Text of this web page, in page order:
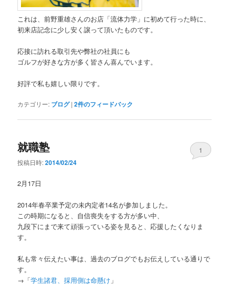
これは、前野重雄さんのお店「流体力学」に初めて行った時に、
初来店記念に少し安く譲って頂いたものです。
応接に訪れる取引先や弊社の社員にも
ゴルフが好きな方が多く皆さん喜んでいます。
好評で私も嬉しい限りです。
カテゴリー: ブログ |2件のフィードバック
就職塾
投稿日時:2014/02/24
1
2月17日
2014年春卒業予定の未内定者14名が参加しました。
この時期になると、自信喪失をする方が多い中、
九段下にまで来て頑張っている姿を見ると、応援したくなりま
す。
私も常々伝えたい事は、過去のブログでもお伝えしている通りで
す。
→「学生諸君、採用側は命懸け 」